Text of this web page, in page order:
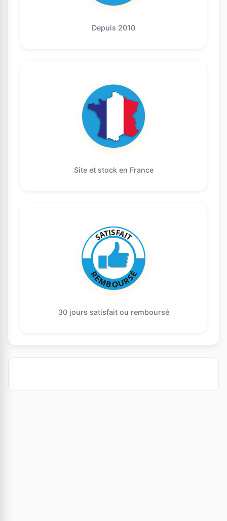
Depuis 2010
Site et stock en France
30 jours satisfait ou remboursé